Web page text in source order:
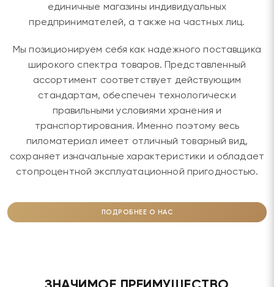
единичные магазины индивидуальных
предпринимателей, а также на частных лиц.
Мы позиционируем себя как надежного поставщика
широкого спектра товаров. Представленный
ассортимент соответствует действующим
стандартам, обеспечен технологически
правильными условиями хранения и
транспортирования. Именно поэтому весь
пиломатериал имеет отличный товарный вид,
сохраняет изначальные характеристики и обладает
стопроцентной эксплуатационной пригодностью.
ПОДРОБНЕЕ О НАС